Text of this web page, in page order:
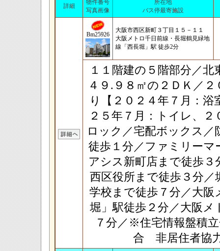
詳細
物件番号
写真画像
所在地
バス停最寄施設
Bm25926
大阪市西区新町３丁目１５－１１
大阪メトロ千日前線・長堀鶴見緑地
線「西長堀」駅 徒歩2分
１１階建の５階部分／
４９.９８㎡の２ＤＫ／
り【２０２４年７月：
２５年７月：トイレ、
ロック／宅配ボックス
徒歩１分／ファミリーマ
アシス新町店まで徒歩
西区役所まで徒歩３分／
学校まで徒歩７分／大阪
堀」駅徒歩２分／大阪メ
７分／※住宅情報盤積
合 非居住者協